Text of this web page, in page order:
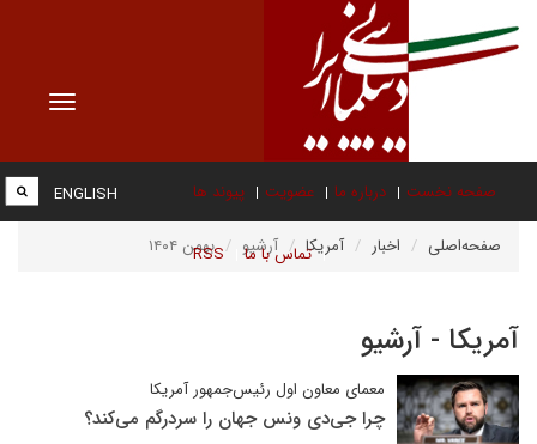
Toggle
صفحه نخست درباره ما عضویت پیوند ها
تماس با ما RSS
ENGLISH
صفحه‌اصلی اخبار آمریکا آرشیو بهمن ۱۴۰۴
آمریکا - آرشیو
معمای معاون اول رئیس‌جمهور آمریکا
چرا جی‌دی ونس جهان را سردرگم می‌کند؟